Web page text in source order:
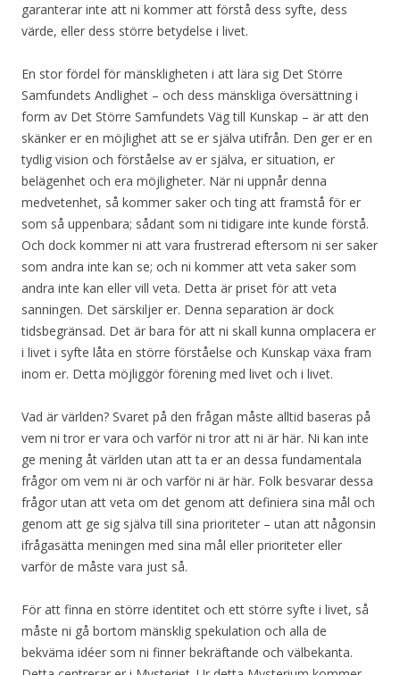
garanterar inte att ni kommer att förstå dess syfte, dess
värde, eller dess större betydelse i livet.
En stor fördel för mänskligheten i att lära sig Det Större
Samfundets Andlighet – och dess mänskliga översättning i
form av Det Större Samfundets Väg till Kunskap – är att den
skänker er en möjlighet att se er själva utifrån. Den ger er en
tydlig vision och förståelse av er själva, er situation, er
belägenhet och era möjligheter. När ni uppnår denna
medvetenhet, så kommer saker och ting att framstå för er
som så uppenbara; sådant som ni tidigare inte kunde förstå.
Och dock kommer ni att vara frustrerad eftersom ni ser saker
som andra inte kan se; och ni kommer att veta saker som
andra inte kan eller vill veta. Detta är priset för att veta
sanningen. Det särskiljer er. Denna separation är dock
tidsbegränsad. Det är bara för att ni skall kunna omplacera er
i livet i syfte låta en större förståelse och Kunskap växa fram
inom er. Detta möjliggör förening med livet och i livet.
Vad är världen? Svaret på den frågan måste alltid baseras på
vem ni tror er vara och varför ni tror att ni är här. Ni kan inte
ge mening åt världen utan att ta er an dessa fundamentala
frågor om vem ni är och varför ni är här. Folk besvarar dessa
frågor utan att veta om det genom att definiera sina mål och
genom att ge sig själva till sina prioriteter – utan att någonsin
ifrågasätta meningen med sina mål eller prioriteter eller
varför de måste vara just så.
För att finna en större identitet och ett större syfte i livet, så
måste ni gå bortom mänsklig spekulation och alla de
bekväma idéer som ni finner bekräftande och välbekanta.